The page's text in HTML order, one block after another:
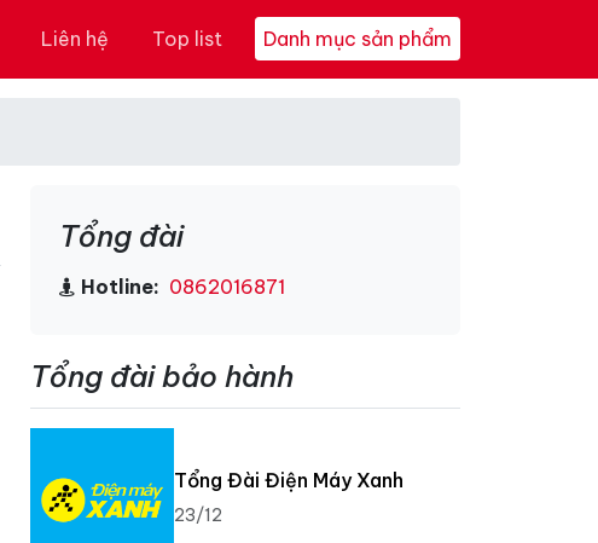
Liên hệ Top list Danh mục sản phẩm
Tổng đài
Hotline: 0862016871
Tổng đài bảo hành
Tổng Đài Điện Máy Xanh
23/12